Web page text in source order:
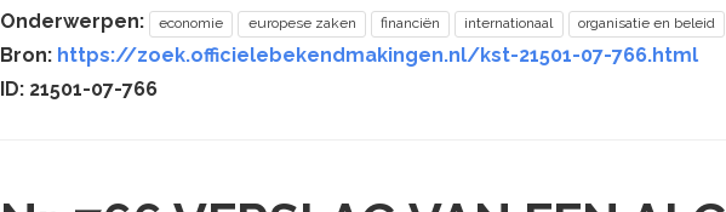
Onderwerpen:
economie europese zaken financiën internationaal organisatie en beleid
Bron: https://zoek.officielebekendmakingen.nl/kst-21501-07-766.html
ID: 21501-07-766